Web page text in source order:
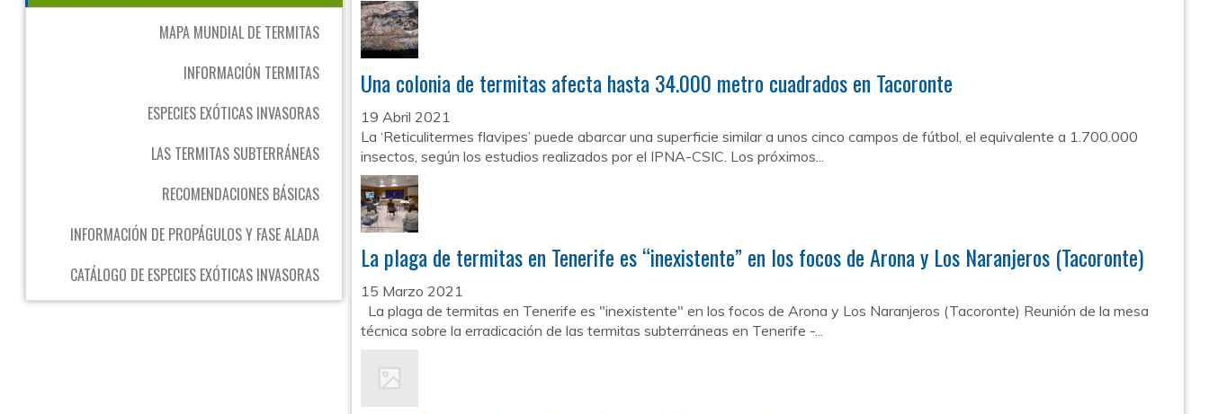
MAPA MUNDIAL DE TERMITAS
INFORMACIÓN TERMITAS
ESPECIES EXÓTICAS INVASORAS
LAS TERMITAS SUBTERRÁNEAS
RECOMENDACIONES BÁSICAS
INFORMACIÓN DE PROPÁGULOS Y FASE ALADA
CATÁLOGO DE ESPECIES EXÓTICAS INVASORAS
Una colonia de termitas afecta hasta 34.000 metro cuadrados en Tacoronte
19 Abril 2021
La ‘Reticulitermes flavipes’ puede abarcar una superficie similar a unos cinco campos de fútbol, el equivalente a 1.700.000
insectos, según los estudios realizados por el IPNA-CSIC. Los próximos...
La plaga de termitas en Tenerife es “inexistente” en los focos de Arona y Los Naranjeros (Tacoronte)
15 Marzo 2021
La plaga de termitas en Tenerife es "inexistente" en los focos de Arona y Los Naranjeros (Tacoronte) Reunión de la mesa
técnica sobre la erradicación de las termitas subterráneas en Tenerife -...